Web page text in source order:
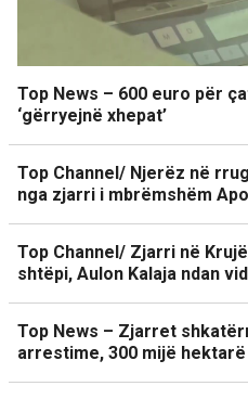
Top News – 600 euro për
‘gërryejnë xhepat’
Top Channel/ Njerëz në
nga zjarri i mbrëmshëm
Top Channel/ Zjarri në
shtëpi, Aulon Kalaja ndan
Top News – Zjarret
arrestime, 300 mijë